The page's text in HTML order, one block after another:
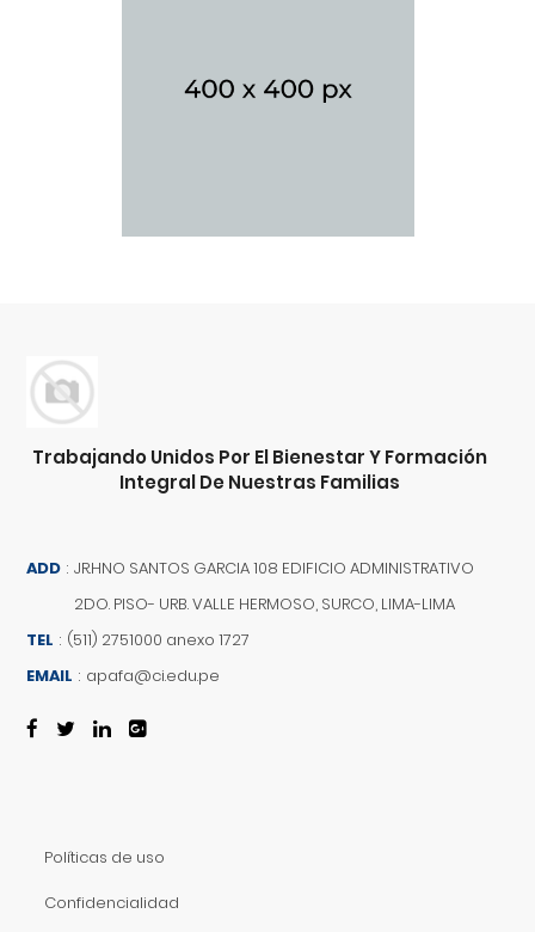
Trabajando Unidos Por El Bienestar Y Formación
Integral De Nuestras Familias
ADD : JR.HNO SANTOS GARCIA 108 EDIFICIO ADMINISTRATIVO
2DO. PISO- URB. VALLE HERMOSO, SURCO, LIMA-LIMA
TEL : (511) 2751000 anexo 1727
EMAIL : apafa@ci.edu.pe
Políticas de uso
Confidencialidad